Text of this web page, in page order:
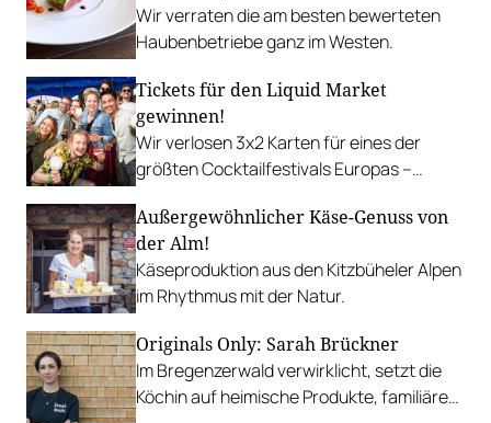
Wir verraten die am besten bewerteten
Haubenbetriebe ganz im Westen.
Tickets für den Liquid Market
gewinnen!
Wir verlosen 3x2 Karten für eines der
größten Cocktailfestivals Europas –
Höhe.
Außergewöhnlicher Käse-Genuss von
der Alm!
Käseproduktion aus den Kitzbüheler Alpen
im Rhythmus mit der Natur.
Originals Only: Sarah Brückner
Im Bregenzerwald verwirklicht, setzt die
Köchin auf heimische Produkte, familiären